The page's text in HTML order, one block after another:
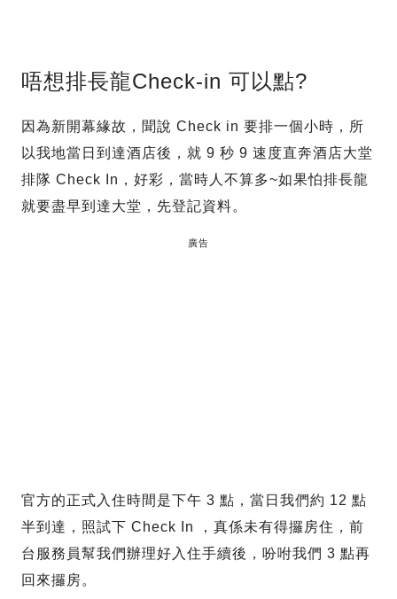
唔想排長龍Check-in 可以點?
因為新開幕緣故，聞說 Check in 要排一個小時，所
以我地當日到達酒店後，就 9 秒 9 速度直奔酒店大堂
排隊 Check In，好彩，當時人不算多~如果怕排長龍
就要盡早到達大堂，先登記資料。
廣告
官方的正式入住時間是下午 3 點，當日我們約 12 點
半到達，照試下 Check In ，真係未有得攞房住，前
台服務員幫我們辦理好入住手續後，吩咐我們 3 點再
回來攞房。